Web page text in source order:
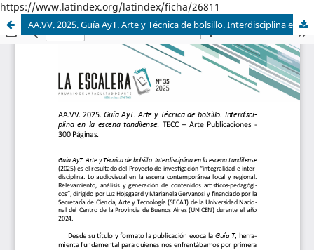
https://www.latindex.org/latindex/ficha/26811
AA.VV. 2025. Guía AyT. Arte y Técnica de bolsillo. Interdisciplina en la escena tandilense. TECC – Arte Publicaciones - 300 Páginas.